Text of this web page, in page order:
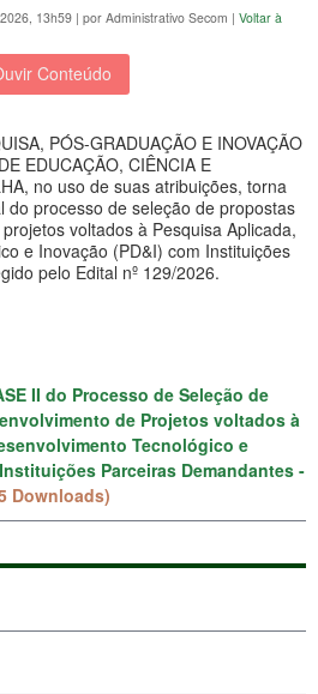
13h59 | por Administrativo Secom | Voltar à
Conteúdo
PÓS-GRADUAÇÃO E INOVAÇÃO
EDUCAÇÃO, CIÊNCIA E
no uso de suas atribuições, torna
do processo de seleção de propostas
voltados à Pesquisa Aplicada,
e Inovação (PD&I) com Instituições
pelo Edital nº 129/2026.
II do Processo de Seleção de
de Projetos voltados à
Tecnológico e
Parceiras Demandantes -
Downloads)